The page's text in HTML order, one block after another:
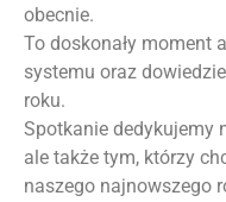
obecnie.
To doskonały moment
systemu oraz
roku.
Spotkanie dedykujemy
ale także tym, którzy
naszego najnowszego